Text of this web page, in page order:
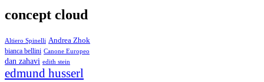
concept cloud
Altiero Spinelli Andrea Zhok
bianca bellini Canone Europeo
dan zahavi edith stein
edmund husserl